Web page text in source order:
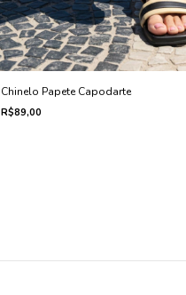
Chinelo Papete Capodarte
R$89,00